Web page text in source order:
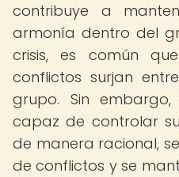
contribuye a
armonía dentro del
crisis, es común
conflictos surjan
grupo. Sin
capaz de controlar
de manera racional,
de conflictos y se